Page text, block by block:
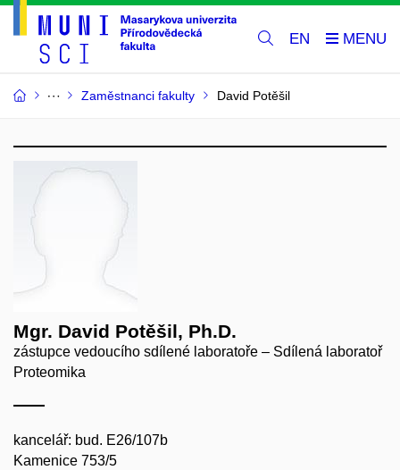
EN
Zaměstnanci fakulty David Potěšil
Mgr. David Potěšil, Ph.D.
zástupce vedoucího sdílené laboratoře – Sdílená laboratoř
Proteomika
kancelář: bud. E26/107b
Kamenice 753/5